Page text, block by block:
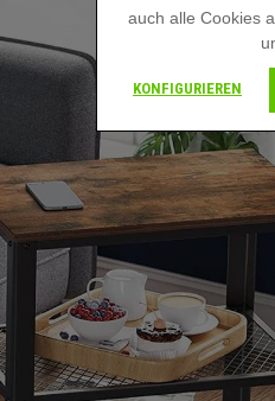
auch alle Cookies
KONFIGURIEREN